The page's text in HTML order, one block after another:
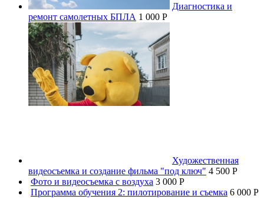
Диагностика и
ремонт самолетных БПЛА 1 000 P
Художественная
видеосъемка и создание фильма "под ключ" 4 500 P
Фото и видеосъемка с воздуха 3 000 P
Программа обучения 2: пилотирование и съемка 6 000 P